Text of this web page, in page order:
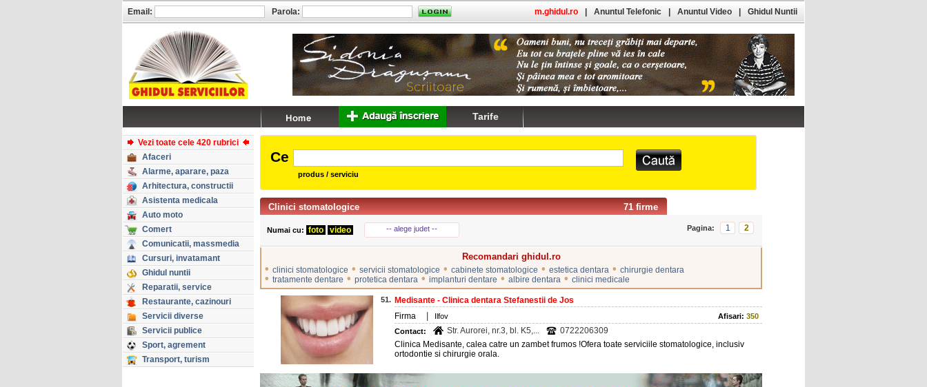
Vezi toate cele 420 rubrici
Afaceri
Alarme, aparare, paza
Arhitectura, constructii
Asistenta medicala
Auto moto
Comert
Comunicatii, massmedia
Cursuri, invatamant
Ghidul nuntii
Reparatii, service
Restaurante, cazinouri
Servicii diverse
Servicii publice
Sport, agrement
Transport, turism
Ce
produs / serviciu
71 firme
Clinici stomatologice
Numai cu: foto video -- alege judet -- Pagina: 1 2
Recomandari ghidul.ro
• clinici stomatologice • servicii stomatologice • cabinete stomatologice • estetica dentara • chirurgie dentara
• tratamente dentare • protetica dentara • implanturi dentare • albire dentara • clinici medicale
51. Medisante - Clinica dentara Stefanestii de Jos
Firma
Ilfov Afisari: 350
Contact:
Str. Aurorei, nr.3, bl. K5,...
0722206309
Clinica Medisante, calea catre un zambet frumos !Ofera toate serviciile stomatologice, inclusiv
ortodontie si chirurgie orala.
Email: Parola: m.ghidul.ro Anuntul Telefonic Anuntul Video Ghidul Nuntii
Tarife